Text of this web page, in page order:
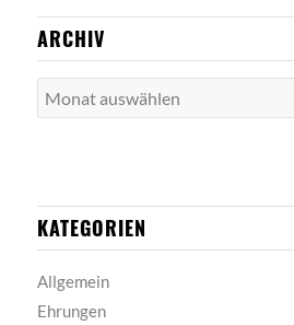
ARCHIV
KATEGORIEN
Allgemein
Ehrungen